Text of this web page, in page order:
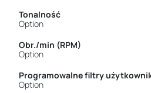
Tonalność
Option
Obr./min (RPM)
Option
Programowalne filtry
Option